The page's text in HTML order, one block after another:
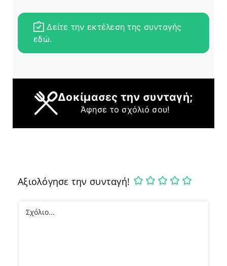
Δείτε την εκτέλεση της συνταγής
εδώ.
Δοκίμασες την συνταγή;
Άφησε το σχόλιό σου!
Αξιολόγησε την συνταγή!
Comment